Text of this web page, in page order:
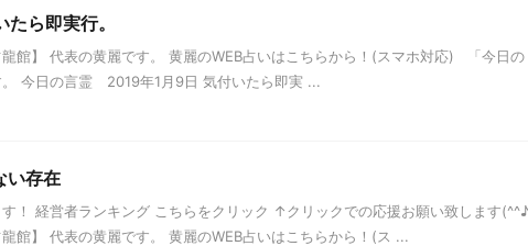
ら即実行。
館】 代表の黄麗です。 黄麗のWEB占いはこちらから！(スマホ対応) 「今日の
今日の言霊 2019年1月9日 気付いたら即実 ...
い存在
！ 経営者ランキング こちらをクリック ↑クリックでの応援お願い致します
館】 代表の黄麗です。 黄麗のWEB占いはこちらから！(ス ...